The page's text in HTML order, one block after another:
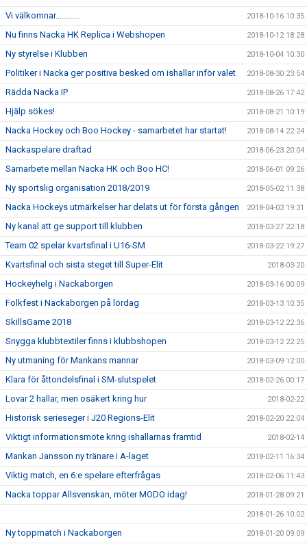
Vi välkomnar............ 2018-10-16 10:35
Nu finns Nacka HK Replica i Webshopen 2018-10-12 18:28
Ny styrelse i Klubben 2018-10-04 10:30
Politiker i Nacka ger positiva besked om ishallar inför valet 2018-08-30 23:54
Rädda Nacka IP 2018-08-26 17:42
Hjälp sökes! 2018-08-21 10:19
Nacka Hockey och Boo Hockey - samarbetet har startat! 2018-08-14 22:24
Nackaspelare draftad 2018-06-23 20:04
Samarbete mellan Nacka HK och Boo HC! 2018-06-01 09:26
Ny sportslig organisation 2018/2019 2018-05-02 11:38
Nacka Hockeys utmärkelser har delats ut för första gången 2018-04-03 19:31
Ny kanal att ge support till klubben 2018-03-27 22:18
Team 02 spelar kvartsfinal i U16-SM 2018-03-22 19:27
Kvartsfinal och sista steget till Super-Elit 2018-03-20
Hockeyhelg i Nackaborgen 2018-03-16 00:09
Folkfest i Nackaborgen på lördag 2018-03-13 10:35
SkillsGame 2018 2018-03-12 22:36
Snygga klubbtextiler finns i klubbshopen 2018-03-12 22:25
Ny utmaning för Mankans mannar 2018-03-09 12:00
Klara för åttondelsfinal i SM-slutspelet 2018-02-26 00:17
Lovar 2 hallar, men osäkert kring hur 2018-02-22
Historisk serieseger i J20 Regions-Elit 2018-02-20 22:04
Viktigt informationsmöte kring ishallarnas framtid 2018-02-14
Mankan Jansson ny tränare i A-laget 2018-02-11 16:34
Viktig match, en 6:e spelare efterfrågas 2018-02-06 11:43
Nacka toppar Allsvenskan, möter MODO idag! 2018-01-28 09:21
2018-01-26 10:02
Ny toppmatch i Nackaborgen 2018-01-20 09:09